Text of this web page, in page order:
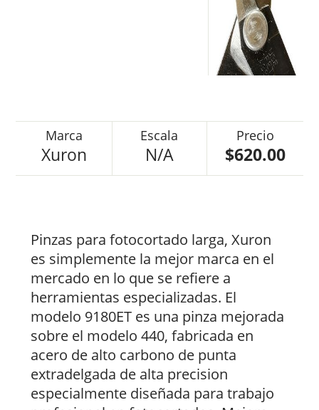
Xuron N/A $620.00
Pinzas para fotocortado larga, Xuron
es simplemente la mejor marca en el
mercado en lo que se refiere a
herramientas especializadas. El
modelo 9180ET es una pinza mejorada
sobre el modelo 440, fabricada en
acero de alto carbono de punta
extradelgada de alta precision
especialmente diseñada para trabajo